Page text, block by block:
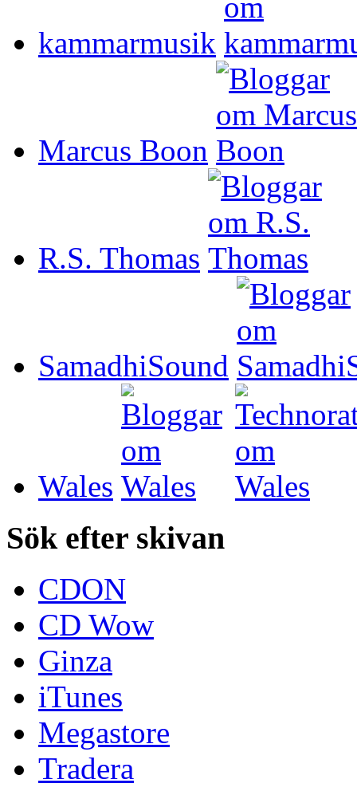
kammarmusik
Marcus Boon
R.S. Thomas
SamadhiSound
Wales
Sök efter skivan
CDON
CD Wow
Ginza
iTunes
Megastore
Tradera